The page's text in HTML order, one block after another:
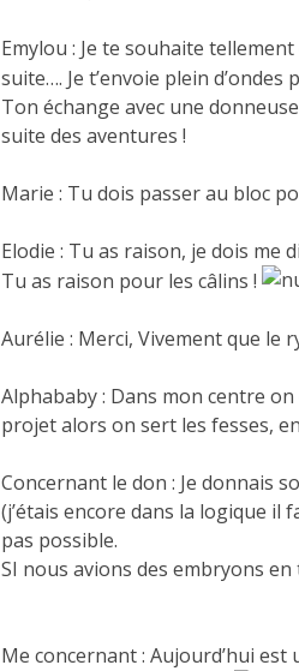
Emylou : Je te souhaite
suite…. Je t’envoie plein d’ondes
Ton échange avec une
suite des aventures !
Marie : Tu dois passer au bloc
Elodie : Tu as raison, je dois me
Tu as raison pour les câlins !
Aurélie : Merci, Vivement que le
Alphababy : Dans mon centre
projet alors on sert les fesses,
Concernant le don : Je donnais
(j’étais encore dans la logique il
pas possible.
SI nous avions des embryons
Me concernant : Aujourd’hui